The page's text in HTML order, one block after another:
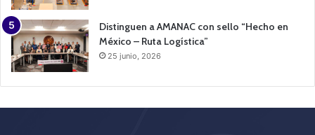
Distinguen a AMANAC con sello “Hecho en
México – Ruta Logística”
25 junio, 2026